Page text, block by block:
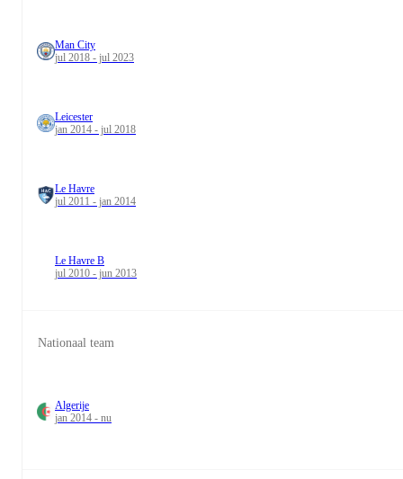
Man City
jul 2018 - jul 2023
Leicester
jan 2014 - jul 2018
Le Havre
jul 2011 - jan 2014
Le Havre B
jul 2010 - jun 2013
Nationaal team
Algerije
jan 2014 - nu